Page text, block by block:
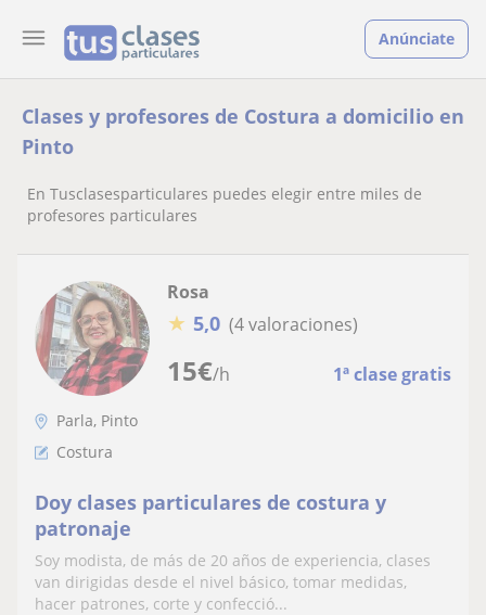
Anúnciate
Clases y profesores de Costura a domicilio en
Pinto
En Tusclasesparticulares puedes elegir entre miles de
profesores particulares
15€/h 1ª clase gratis
Rosa
★ 5,0 (4 valoraciones)
Parla, Pinto
Costura
Doy clases particulares de costura y
patronaje
Soy modista, de más de 20 años de experiencia, clases
van dirigidas desde el nivel básico, tomar medidas,
hacer patrones, corte y confecció...